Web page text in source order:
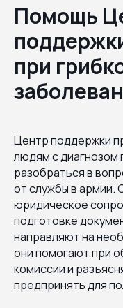
Помощь
при
Центр поддержки
людям с диагнозом
разобраться в
от службы в армии.
юридическое
подготовке
направляют на
они помогают при
комиссии и
предпринять для